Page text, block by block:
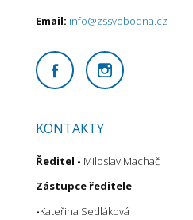
Email: info@zssvobodna.cz
KONTAKTY
Ředitel - Miloslav Machač
Zástupce ředitele
-Kateřina Sedláková